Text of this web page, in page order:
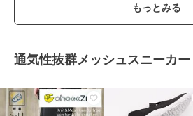
もっとみる
通気性抜群メッシュスニーカー